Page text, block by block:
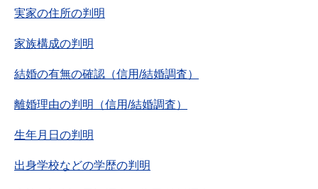
実家の住所の判明
家族構成の判明
結婚の有無の確認（信用/結婚調査）
離婚理由の判明（信用/結婚調査）
生年月日の判明
出身学校などの学歴の判明